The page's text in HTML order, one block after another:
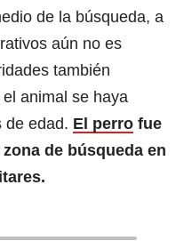
de la búsqueda, a
aún no es
también
animal se haya
de edad. El perro fue
de búsqueda en